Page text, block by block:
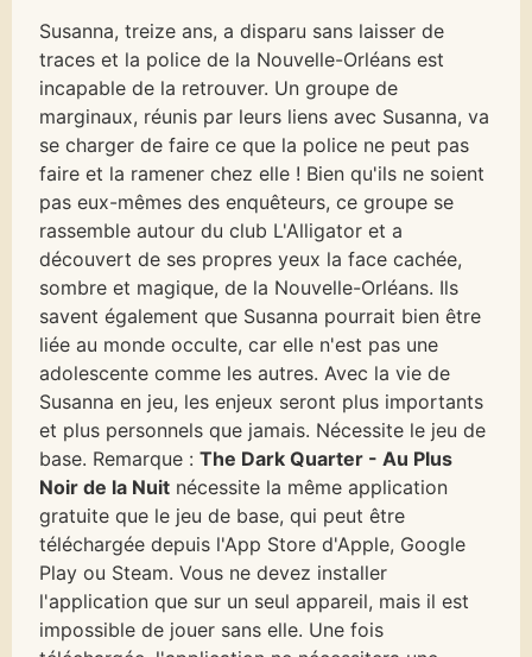
Susanna, treize ans, a disparu sans laisser de
traces et la police de la Nouvelle-Orléans est
incapable de la retrouver. Un groupe de
marginaux, réunis par leurs liens avec Susanna, va
se charger de faire ce que la police ne peut pas
faire et la ramener chez elle ! Bien qu'ils ne soient
pas eux-mêmes des enquêteurs, ce groupe se
rassemble autour du club L'Alligator et a
découvert de ses propres yeux la face cachée,
sombre et magique, de la Nouvelle-Orléans. Ils
savent également que Susanna pourrait bien être
liée au monde occulte, car elle n'est pas une
adolescente comme les autres. Avec la vie de
Susanna en jeu, les enjeux seront plus importants
et plus personnels que jamais. Nécessite le jeu de
base. Remarque :The Dark Quarter - Au Plus
Noir de la Nuit nécessite la même application
gratuite que le jeu de base, qui peut être
téléchargée depuis l'App Store d'Apple, Google
Play ou Steam. Vous ne devez installer
l'application que sur un seul appareil, mais il est
impossible de jouer sans elle. Une fois